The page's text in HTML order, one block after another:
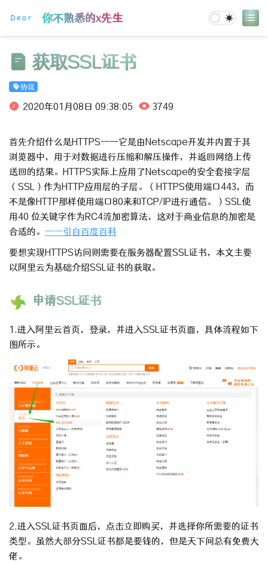
你不熟悉的x先生
登录
获取SSL证书
协议
2020年01月08日 09:38:05 3749
首先介绍什么是HTTPS——它是由Netscape开发并内置于其
浏览器中，用于对数据进行压缩和解压操作，并返回网络上传
送回的结果。HTTPS实际上应用了Netscape的安全套接字层
（SSL）作为HTTP应用层的子层。（HTTPS使用端口443，而
不是像HTTP那样使用端口80来和TCP/IP进行通信。）SSL使
用40 位关键字作为RC4流加密算法，这对于商业信息的加密是
合适的。 ——引自百度百科
要想实现HTTPS访问则需要在服务器配置SSL证书，本文主要
以阿里云为基础介绍SSL证书的获取。
申请SSL证书
1.进入阿里云首页，登录，并进入SSL证书页面，具体流程如下
图所示。
2.进入SSL证书页面后，点击立即购买，并选择你所需要的证书
类型。虽然大部分SSL证书都是要钱的，但是天下间总有免费大
佬。